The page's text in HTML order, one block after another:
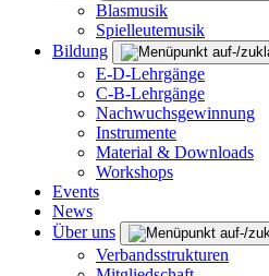
Blasmusik
Spielleutemusik
Bildung
E-D-Lehrgänge
C-B-Lehrgänge
Nachwuchsgewinnung
Instrumente
Material & Downloads
Workshops
Events
News
Über uns
Verbandsstrukturen